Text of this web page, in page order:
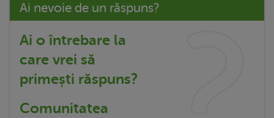
Ai nevoie de un răspuns?
Ai o întrebare la
care vrei să
primești răspuns?
Comunitatea